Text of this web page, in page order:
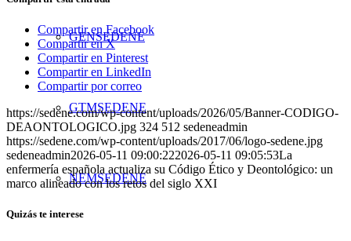
GENSEDENE
GTMSEDENE
NEMSEDENE
Compartir en Facebook
Compartir en X
Compartir en Pinterest
Compartir en LinkedIn
Compartir por correo
https://sedene.com/wp-content/uploads/2026/05/Banner-CODIGO-
DEAONTOLOGICO.jpg 324 512 sedeneadmin
https://sedene.com/wp-content/uploads/2017/06/logo-sedene.jpg
sedeneadmin2026-05-11 09:00:222026-05-11 09:05:53La
enfermería española actualiza su Código Ético y Deontológico: un
marco alineado con los retos del siglo XXI
Quizás te interese